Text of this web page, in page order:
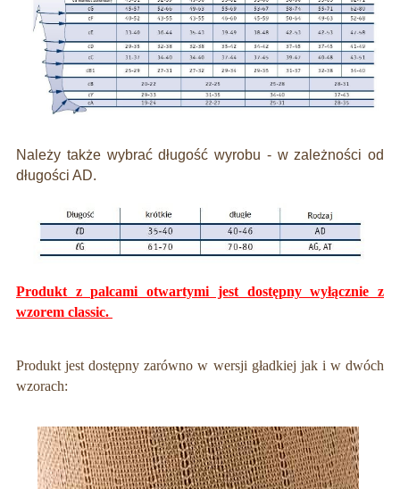
Należy także wybrać długość wyrobu - w zależności od
długości AD.
Produkt z palcami otwartymi jest dostępny wyłącznie z
wzorem classic.
Produkt jest dostępny zarówno w wersji gładkiej jak i w dwóch
wzorach: